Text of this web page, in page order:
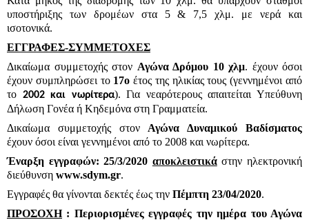
υποστήριξης των δρομέων στα 5 & 7,5 χλμ. με νερά και
ισοτονικά.
ΕΓΓΡΑΦΕΣ-ΣΥΜΜΕΤΟΧΕΣ
Δικαίωμα συμμετοχής στον Αγώνα Δρόμου 10 χλμ. έχουν όσοι
έχουν συμπληρώσει το 17οέτος της ηλικίας τους (γεννημένοι από
το 2002 και νωρίτερα). Για νεαρότερους απαιτείται Υπεύθυνη
Δήλωση Γονέα ή Κηδεμόνα στη Γραμματεία.
Δικαίωμα συμμετοχής στον Αγώνα Δυναμικού Βαδίσματος
έχουν όσοι είναι γεννημένοι από το 2008 και νωρίτερα.
Έναρξη εγγραφών: 25/3/2020 αποκλειστικά στην ηλεκτρονική
διεύθυνση www.sdym.gr.
Εγγραφές θα γίνονται δεκτές έως την Πέμπτη 23/04/2020.
ΠΡΟΣΟΧΗ: Περιορισμένες εγγραφές την ημέρα του Αγώνα